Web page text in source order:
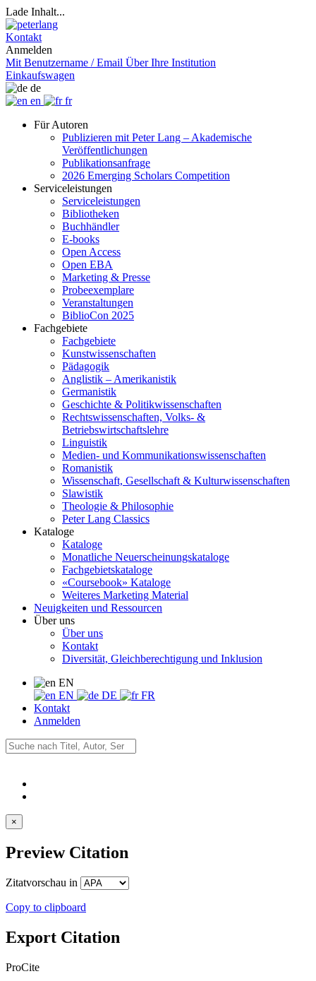
Lade Inhalt...
Kontakt
Anmelden
Mit Benutzername / Email Über Ihre Institution
Einkaufswagen
de
en
fr
Für Autoren
Publizieren mit Peter Lang – Akademische
Veröffentlichungen
Publikationsanfrage
2026 Emerging Scholars Competition
Serviceleistungen
Serviceleistungen
Bibliotheken
Buchhändler
E-books
Open Access
Open EBA
Marketing & Presse
Probeexemplare
Veranstaltungen
BiblioCon 2025
Fachgebiete
Fachgebiete
Kunstwissenschaften
Pädagogik
Anglistik – Amerikanistik
Germanistik
Geschichte & Politikwissenschaften
Rechtswissenschaften, Volks- &
Betriebswirtschaftslehre
Linguistik
Medien- und Kommunikationswissenschaften
Romanistik
Wissenschaft, Gesellschaft & Kulturwissenschaften
Slawistik
Theologie & Philosophie
Peter Lang Classics
Kataloge
Kataloge
Monatliche Neuerscheinungskataloge
Fachgebietskataloge
«Coursebook» Kataloge
Weiteres Marketing Material
Neuigkeiten und Ressourcen
Über uns
Über uns
Kontakt
Diversität, Gleichberechtigung und Inklusion
EN
EN
DE
FR
Kontakt
Anmelden
×
Preview Citation
Zitatvorschau in
Copy to clipboard
Export Citation
ProCite